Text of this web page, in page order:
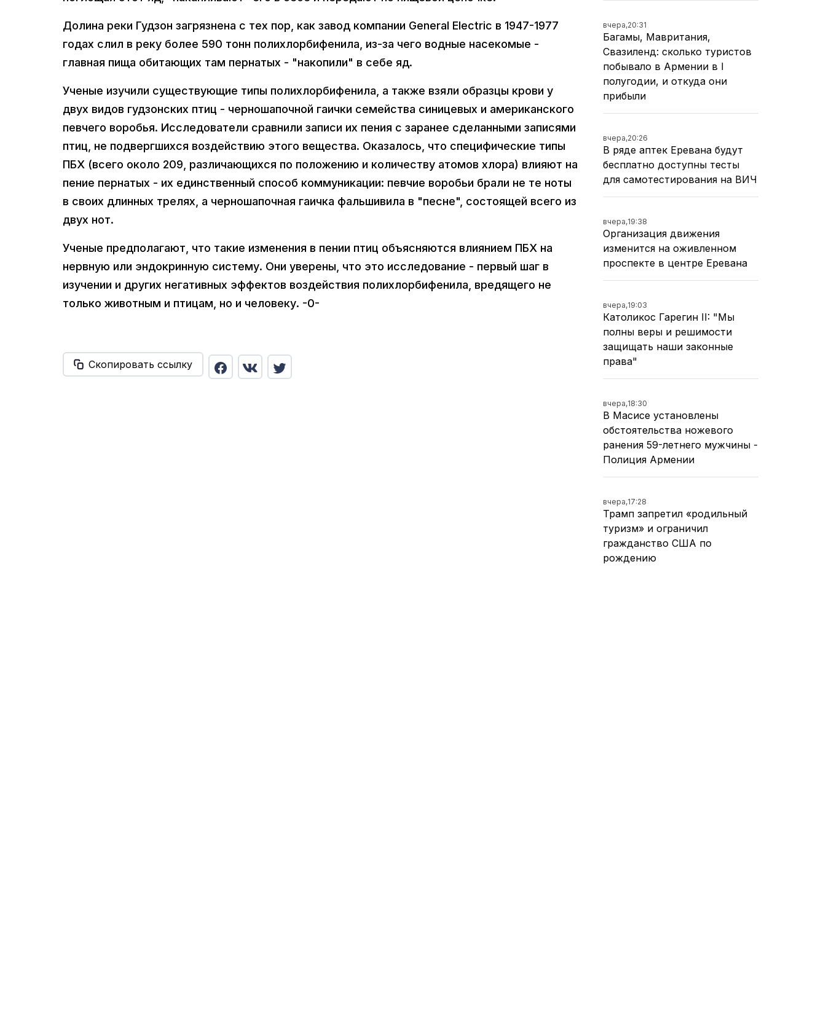
Долина реки Гудзон загрязнена с тех пор, как завод компании General Electric в 1947-1977
годах слил в реку более 590 тонн полихлорбифенила, из-за чего водные насекомые -
главная пища обитающих там пернатых - "накопили" в себе яд.
Ученые изучили существующие типы полихлорбифенила, а также взяли образцы крови у
двух видов гудзонских птиц - черношапочной гаички семейства синицевых и американского
певчего воробья. Исследователи сравнили записи их пения с заранее сделанными записями
птиц, не подвергшихся воздействию этого вещества. Оказалось, что специфические типы
ПБХ (всего около 209, различающихся по положению и количеству атомов хлора) влияют на
пение пернатых - их единственный способ коммуникации: певчие воробьи брали не те ноты
в своих длинных трелях, а черношапочная гаичка фальшивила в "песне", состоящей всего из
двух нот.
Ученые предполагают, что такие изменения в пении птиц объясняются влиянием ПБХ на
нервную или эндокринную систему. Они уверены, что это исследование - первый шаг в
изучении и других негативных эффектов воздействия полихлорбифенила, вредящего не
только животным и птицам, но и человеку. -0-
Скопировать ссылку
вчера,20:31
Багамы, Мавритания,
Свазиленд: сколько туристов
побывало в Армении в I
полугодии, и откуда они
прибыли
вчера,20:26
В ряде аптек Еревана будут
бесплатно доступны тесты
для самотестирования на ВИЧ
вчера,19:38
Организация движения
изменится на оживленном
проспекте в центре Еревана
вчера,19:03
Католикос Гарегин II: "Мы
полны веры и решимости
защищать наши законные
права"
вчера,18:30
В Масисе установлены
обстоятельства ножевого
ранения 59-летнего мужчины -
Полиция Армении
вчера,17:28
Трамп запретил «родильный
туризм» и ограничил
гражданство США по
рождению